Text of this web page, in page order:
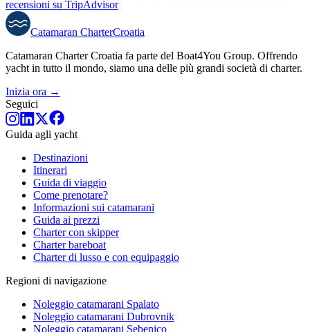
recensioni su TripAdvisor
Catamaran CharterCroatia
Catamaran Charter Croatia fa parte del Boat4You Group. Offrendo
yacht in tutto il mondo, siamo una delle più grandi società di charter.
Inizia ora →
Seguici
Guida agli yacht
Destinazioni
Itinerari
Guida di viaggio
Come prenotare?
Informazioni sui catamarani
Guida ai prezzi
Charter con skipper
Charter bareboat
Charter di lusso e con equipaggio
Regioni di navigazione
Noleggio catamarani Spalato
Noleggio catamarani Dubrovnik
Noleggio catamarani Sebenico